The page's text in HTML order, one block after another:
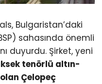
Bulgaristan’daki
sahasında önemli
duyurdu. Şirket, yeni
tenörlü altın-
Çelopeç